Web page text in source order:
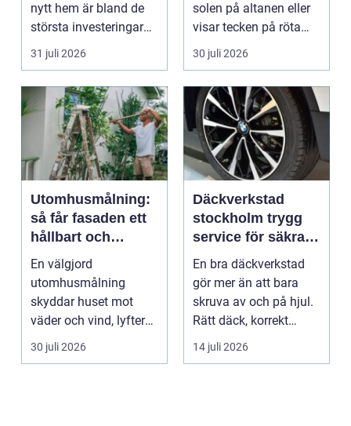
nytt hem är bland de
största investeringar
m...
31 juli 2026
solen på altanen eller
visar tecken på röta
uppstår ofta...
30 juli 2026
Utomhusmålning:
så får fasaden ett
hållbart och
vackert resultat
En välgjord
utomhusmålning
skyddar huset mot
väder och vind, lyfter
helhetsintrycket...
30 juli 2026
Däckverkstad
stockholm trygg
service för säkra
mil året runt
En bra däckverkstad
gör mer än att bara
skruva av och på hjul.
Rätt däck, korrekt
montering och rege...
14 juli 2026